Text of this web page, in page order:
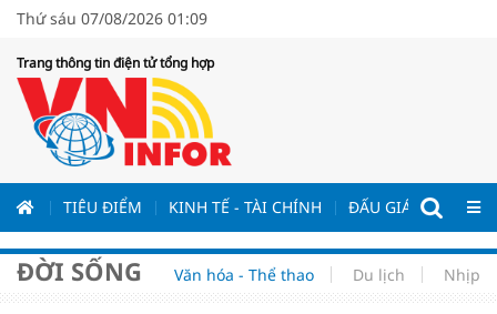
Thứ sáu 07/08/2026 01:09
Trang thông tin điện tử tổng hợp
TIÊU ĐIỂM KINH TẾ - TÀI CHÍNH ĐẤU GIÁ - ĐẤU
ĐỜI SỐNG Văn hóa - Thể thao Du lịch Nhịp